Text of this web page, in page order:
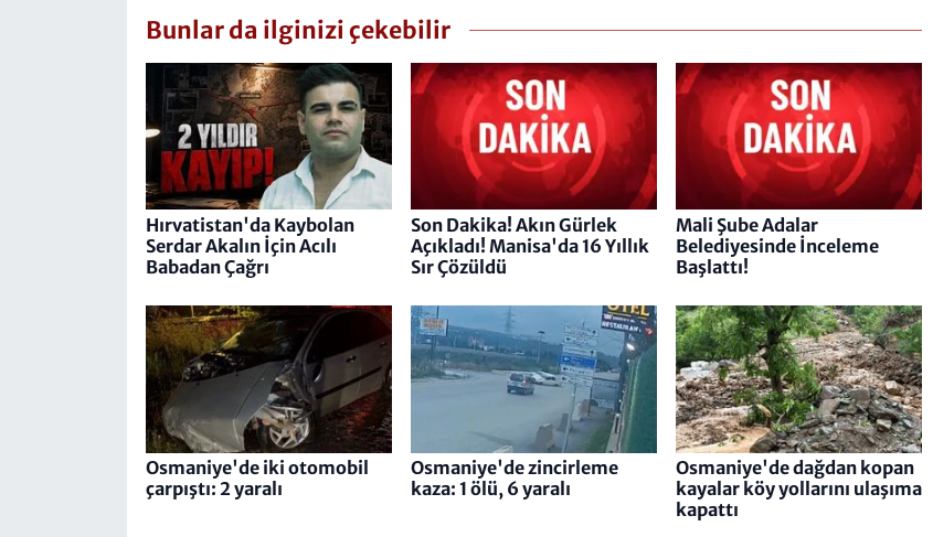
Bunlar da ilginizi çekebilir
Hırvatistan'da Kaybolan
Serdar Akalın İçin Acılı
Babadan Çağrı
Son Dakika! Akın Gürlek
Açıkladı! Manisa'da 16 Yıllık
Sır Çözüldü
Mali Şube Adalar
Belediyesinde İnceleme
Başlattı!
Osmaniye'de iki otomobil
çarpıştı: 2 yaralı
Osmaniye'de zincirleme
kaza: 1 ölü, 6 yaralı
Osmaniye'de dağdan kopan
kayalar köy yollarını ulaşıma
kapattı